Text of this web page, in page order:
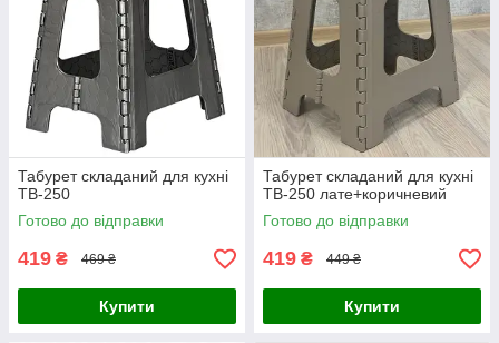
Табурет складаний для кухні
ТВ-250
Готово до відправки
419 ₴ 469 ₴
Купити
Табурет складаний для кухні
ТВ-250 лате+коричневий
Готово до відправки
419 ₴ 449 ₴
Купити